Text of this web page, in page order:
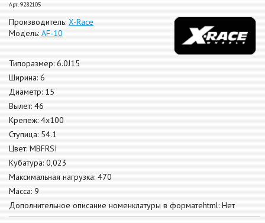
Арт. 9282105
Производитель: X-Race
Модель: AF-10
Типоразмер: 6.0J15
Ширина: 6
Диаметр: 15
Вылет: 46
Крепеж: 4x100
Ступица: 54.1
Цвет: MBFRSI
Кубатура: 0,023
Максимальная нагрузка: 470
Масса: 9
Дополнительное описание номенклатуры в форматеhtml: Нет